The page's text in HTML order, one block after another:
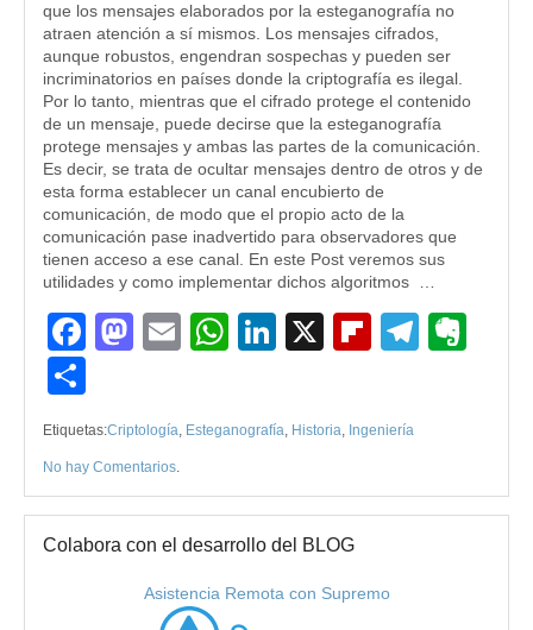
que los mensajes elaborados por la esteganografía no
atraen atención a sí mismos. Los mensajes cifrados,
aunque robustos, engendran sospechas y pueden ser
incriminatorios en países donde la criptografía es ilegal.
Por lo tanto, mientras que el cifrado protege el contenido
de un mensaje, puede decirse que la esteganografía
protege mensajes y ambas las partes de la comunicación.
Es decir, se trata de ocultar mensajes dentro de otros y de
esta forma establecer un canal encubierto de
comunicación, de modo que el propio acto de la
comunicación pase inadvertido para observadores que
tienen acceso a ese canal. En este Post veremos sus
utilidades y como implementar dichos algoritmos …
Facebook
Mastodon
EmailWhatsApp
LinkedIn
X Flipboard
Etiquetas:Criptología, Esteganografía, Historia, Ingeniería
No hay Comentarios.
Colabora con el desarrollo del BLOG
Asistencia Remota con Supremo